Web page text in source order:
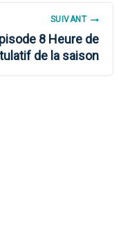
SUIVANT
8 Heure de
de la saison